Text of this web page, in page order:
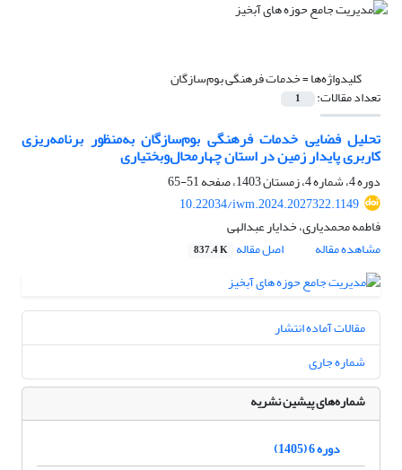
کلیدواژه‌ها =خدمات فرهنگی بوم‌سازگان
تعداد مقالات: 1
تحلیل فضایی خدمات فرهنگی بوم‌سازگان به‌منظور برنامه‌ریزی
کاربری پایدار زمین در استان چهارمحال‌وبختیاری
دوره 4، شماره 4، زمستان 1403، صفحه
51-65
10.22034/iwm.2024.2027322.1149
فاطمه محمدیاری، خدایار عبدالهی
مشاهده مقاله
اصل مقاله 837.4 K
مقالات آماده انتشار
شماره جاری
شماره‌های پیشین نشریه
دوره 6 (1405)